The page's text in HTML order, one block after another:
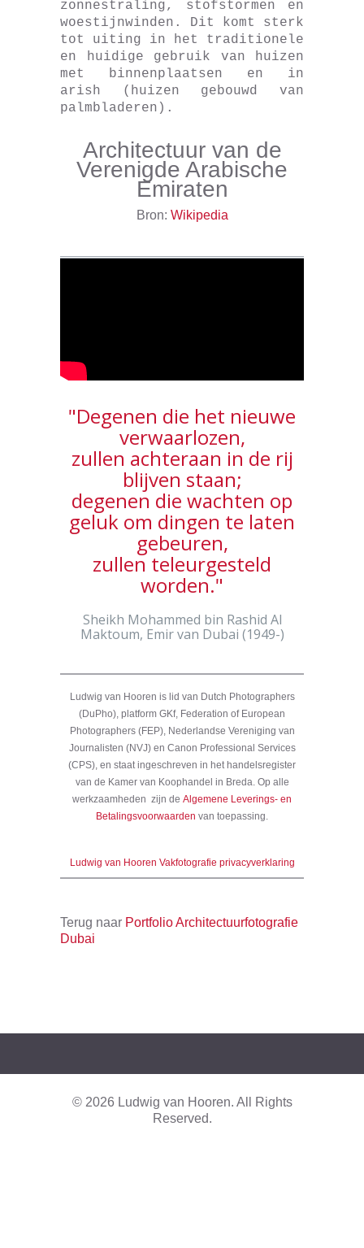
zonnestraling, stofstormen en
woestijnwinden. Dit komt sterk
tot uiting in het traditionele
en huidige gebruik van huizen
met binnenplaatsen en in
arish (huizen gebouwd van
palmbladeren).
Architectuur van de
Verenigde Arabische
Emiraten
Bron: Wikipedia
"Degenen die het nieuwe
verwaarlozen,
zullen achteraan in de rij
blijven staan;
degenen die wachten op
geluk om dingen te laten
gebeuren,
zullen teleurgesteld
worden."
Sheikh Mohammed bin Rashid Al
Maktoum, Emir van Dubai (1949-)
Ludwig van Hooren is lid van Dutch Photographers
(DuPho), platform GKf, Federation of European
Photographers (FEP), Nederlandse Vereniging van
Journalisten (NVJ) en Canon Professional Services
(CPS), en staat ingeschreven in het handelsregister
van de Kamer van Koophandel in Breda. Op alle
werkzaamheden zijn de Algemene Leverings- en
Betalingsvoorwaarden van toepassing.
Ludwig van Hooren Vakfotografie privacyverklaring
Terug naar Portfolio Architectuurfotografie
Dubai
© 2026 Ludwig van Hooren. All Rights
Reserved.